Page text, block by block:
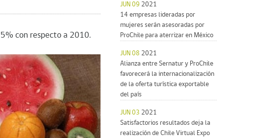
con respecto a 2010.
JUN 09 2021
14 empresas lideradas por
mujeres serán asesoradas por
ProChile para aterrizar en México
JUN 08 2021
Alianza entre Sernatur y ProChile
favorecerá la internacionalización
de la oferta turística exportable
del país
JUN 03 2021
Satisfactorios resultados deja la
realización de Chile Virtual Expo